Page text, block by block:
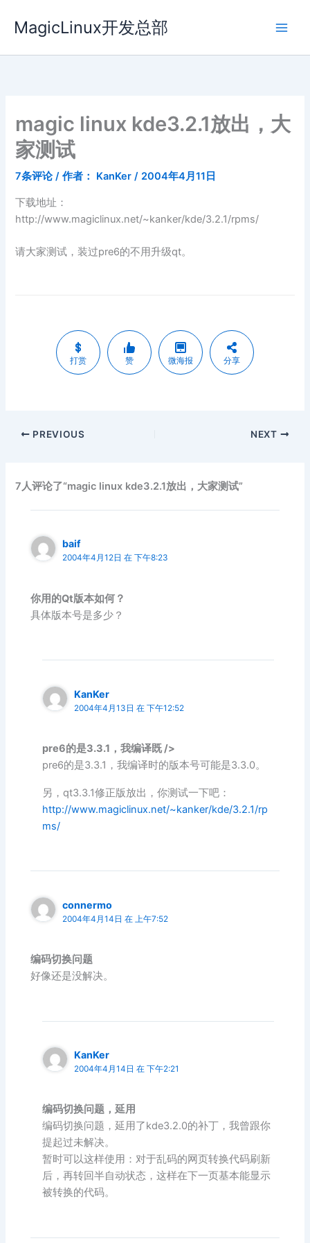
容
MagicLinux开发总部
magic linux kde3.2.1放出，大
家测试
7条评论 / 作者： KanKer/ 2004年4月11日
下载地址：
http://www.magiclinux.net/~kanker/kde/3.2.1/rpms/
请大家测试，装过pre6的不用升级qt。
打赏 赞 微海报 分享
PREVIOUS NEXT
7人评论了“magic linux kde3.2.1放出，大家测试”
baif
2004年4月12日 在 下午8:23
你用的Qt版本如何？
具体版本号是多少？
KanKer
2004年4月13日 在 下午12:52
pre6的是3.3.1，我编译既 />
pre6的是3.3.1，我编译时的版本号可能是3.3.0。
另，qt3.3.1修正版放出，你测试一下吧：
http://www.magiclinux.net/~kanker/kde/3.2.1/rp
ms/
connermo
2004年4月14日 在 上午7:52
编码切换问题
好像还是没解决。
KanKer
2004年4月14日 在 下午2:21
编码切换问题，延用
编码切换问题，延用了kde3.2.0的补丁，我曾跟你
提起过未解决。
暂时可以这样使用：对于乱码的网页转换代码刷新
后，再转回半自动状态，这样在下一页基本能显示
被转换的代码。